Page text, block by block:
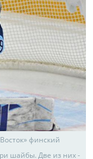
финский
шайбы. Две из них -